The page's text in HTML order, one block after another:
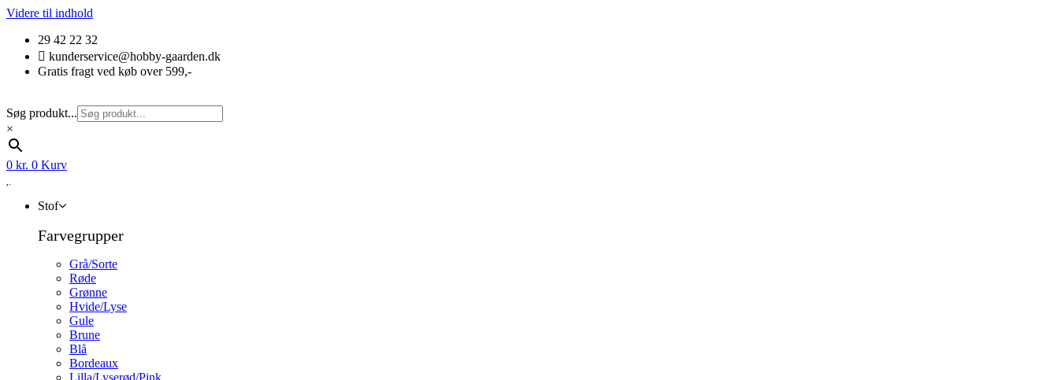
Videre til indhold
29 42 22 32
kunderservice@hobby-gaarden.dk
Gratis fragt ved køb over 599,-
Søg produkt...
×
0 kr. 0 Kurv
Stof
Farvegrupper
Grå/Sorte
Røde
Grønne
Hvide/Lyse
Gule
Brune
Blå
Bordeaux